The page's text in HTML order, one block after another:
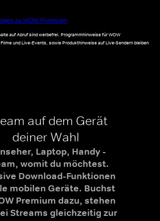
zu WOW Premium
auf Abruf sind werbefrei. Programmhinweise für WOW
und Live-Events, sowie Produkthinweise auf Live-Sendern bleiben
auf dem Gerät
deiner Wahl
Laptop, Handy -
womit du möchtest.
Download-Funktionen
mobilen Geräte. Buchst
Premium dazu, stehen
Streams gleichzeitig zur